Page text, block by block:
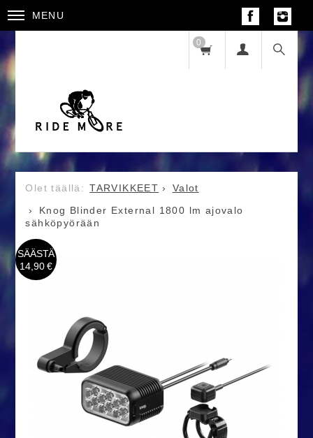
MENU
0
TARVIKKEET
Valot
Knog Blinder External 1800 lm ajovalo
sähköpyörään
SÄÄSTÄ
14,90 €